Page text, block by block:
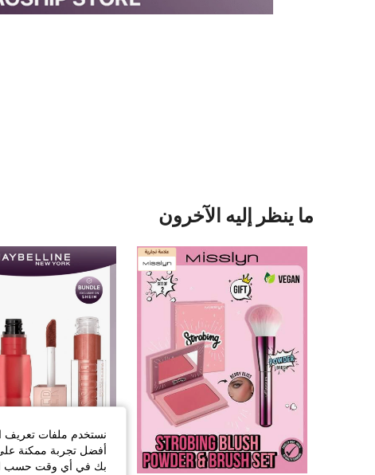
ما ينظر إليه الآخرون
نستخدم ملفات تعريف
أفضل تجربة ممكنة
بك في أي وقت حسب